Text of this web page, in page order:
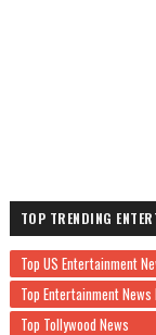
TOP TRENDING
Top US Entertainment
Top Entertainment News
Top Tollywood